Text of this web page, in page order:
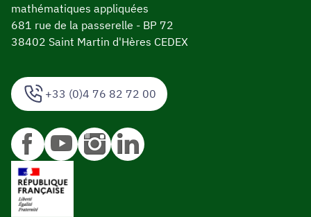
+33 (0)4 76 82 72 00
mathématiques appliquées
681 rue de la passerelle - BP 72
38402 Saint Martin d'Hères CEDEX